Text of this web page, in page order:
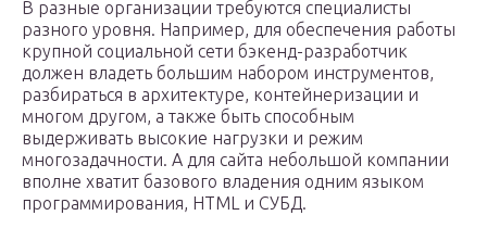
В разные организации требуются специалисты
разного уровня. Например, для обеспечения работы
крупной социальной сети бэкенд-разработчик
должен владеть большим набором инструментов,
разбираться в архитектуре, контейнеризации и
многом другом, а также быть способным
выдерживать высокие нагрузки и режим
многозадачности. А для сайта небольшой компании
вполне хватит базового владения одним языком
программирования, HTML и СУБД.